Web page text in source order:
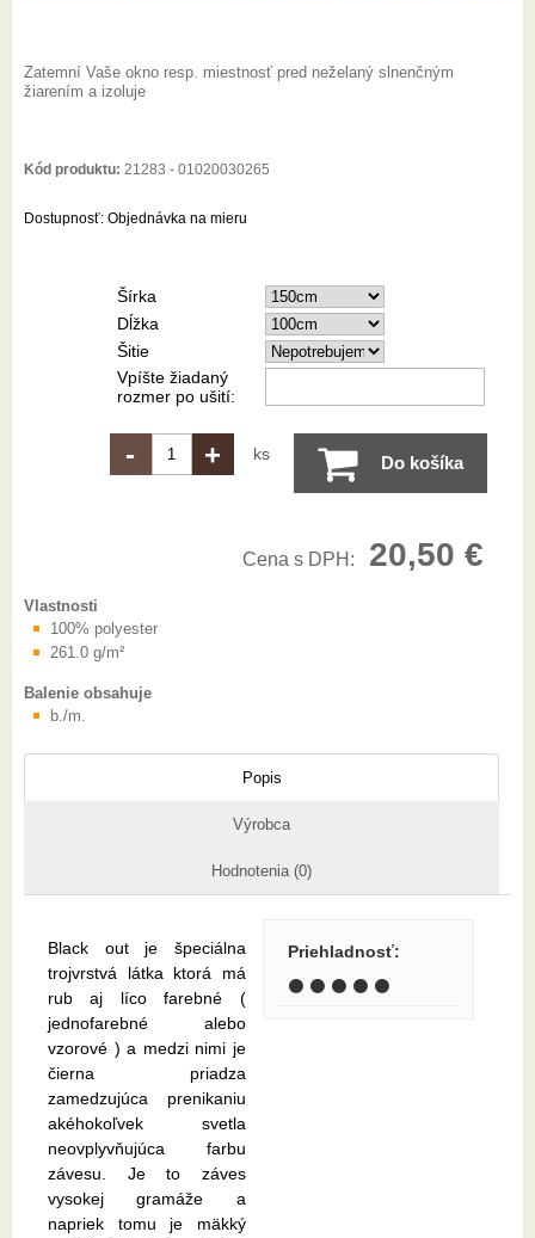
Zatemní Vaše okno resp. miestnosť pred neželaný slnenčným
žiarením a izoluje
Kód produktu: 21283 - 01020030265
Dostupnosť: Objednávka na mieru
Šírka
Dĺžka
Šitie
Vpíšte žiadaný
rozmer po ušití:
- + ks Do košíka
Cena s DPH: 20,50 €
Vlastnosti
100% polyester
261.0 g/m²
Balenie obsahuje
b./m.
Popis
Výrobca
Hodnotenia (0)
Black out je špeciálna
trojvrstvá látka ktorá má
rub aj líco farebné (
jednofarebné alebo
vzorové ) a medzi nimi je
čierna priadza
zamedzujúca prenikaniu
akéhokoľvek svetla
neovplyvňujúca farbu
závesu. Je to záves
vysokej gramáže a
napriek tomu je mäkký
Priehladnosť:
⚫ ⚫ ⚫ ⚫ ⚫